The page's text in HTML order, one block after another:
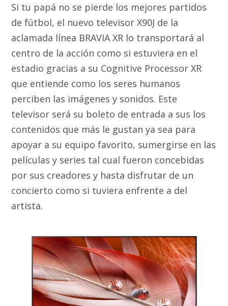
Si tu papá no se pierde los mejores partidos
de fútbol, el nuevo televisor X90J de la
aclamada línea BRAVIA XR lo transportará al
centro de la acción como si estuviera en el
estadio gracias a su Cognitive Processor XR
que entiende como los seres humanos
perciben las imágenes y sonidos. Este
televisor será su boleto de entrada a sus los
contenidos que más le gustan ya sea para
apoyar a su equipo favorito, sumergirse en las
películas y series tal cual fueron concebidas
por sus creadores y hasta disfrutar de un
concierto como si tuviera enfrente a del
artista.